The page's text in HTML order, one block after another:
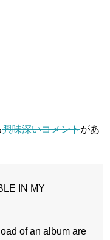
興味深いコメントがあ
IN MY
of an album are